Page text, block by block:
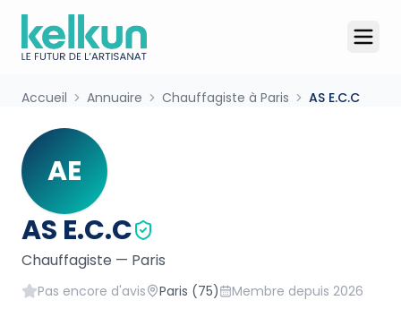
Accueil Annuaire Chauffagiste à Paris AS E.C.C
AE
AS E.C.C
Chauffagiste — Paris
Pas encore d'avis Paris (75) Membre depuis 2026